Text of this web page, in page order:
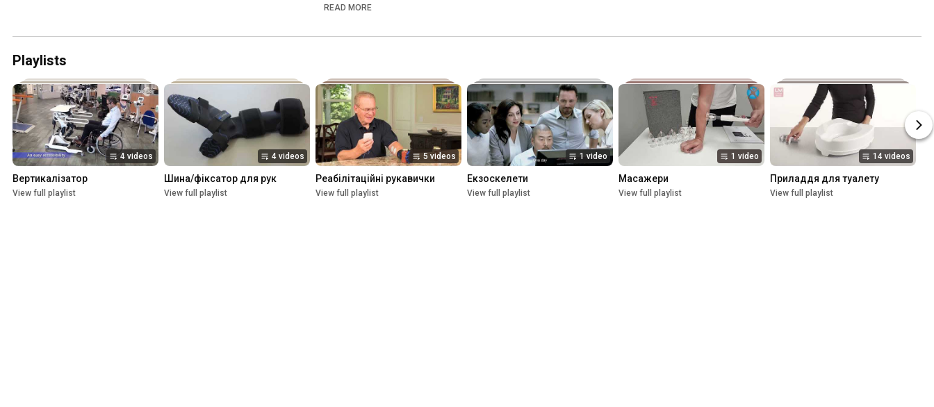
💛 Baldinelli — це завжди привітний персонал, який надасть
який дійсно потрібний клієнту.
1. Швидка доставка (1-2 дні)
2. 100 % Гарантія на усі товари
3. Обмін/повернення 14 днів
4. Акції та Знижки
5. Найкраща консультація фахівців
6. Мережа виставкових залів по всій Україні
https://baldinelli.ua/ua/contact
READ MORE
Playlists
4 videos
Вертикалізатор
View full playlist
4 videos
Шина/фіксатор для рук
View full playlist
5 videos
Реабілітаційні рукавички
View full playlist
1 video
Екзоскелети
View full playlist
1 video
Масажери
View full playlist
14 videos
Приладдя для туалету
View full playlist